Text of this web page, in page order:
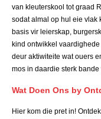
van kleuterskool tot graad
sodat almal op hul eie vlak
basis vir leierskap,
kind ontwikkel
deur aktiwiteite wat ouers
mos in daardie sterk
Wat Doen Ons by
Hier kom die pret in!